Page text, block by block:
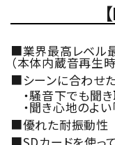
■業界最高レベル
（本体内蔵音再生
■シーンに合わせ
・騒音下でも聞き
・聞き心地のよい
■優れた耐振動性